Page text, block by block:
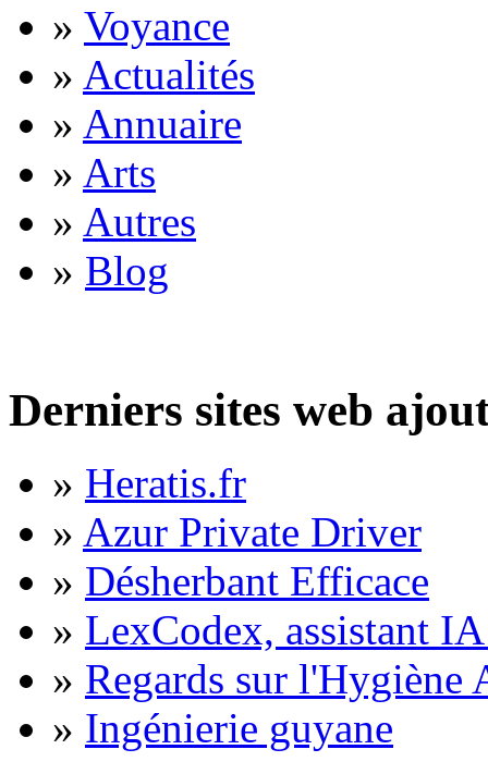
» Voyance
» Actualités
» Annuaire
» Arts
» Autres
» Blog
Derniers sites web
» Heratis.fr
» Azur Private Driver
» Désherbant Efficace
» LexCodex, assistant
» Regards sur l'Hygiène
» Ingénierie guyane